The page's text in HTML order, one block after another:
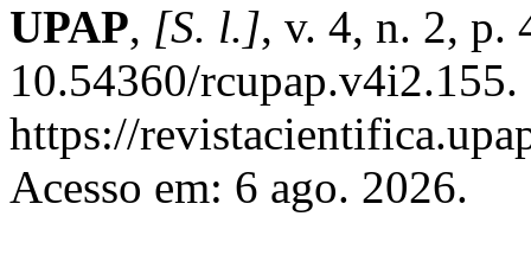
UPAP, [S. l.], v. 4, n. 2, p.
10.54360/
https://
Acesso em: 6 ago. 2026.